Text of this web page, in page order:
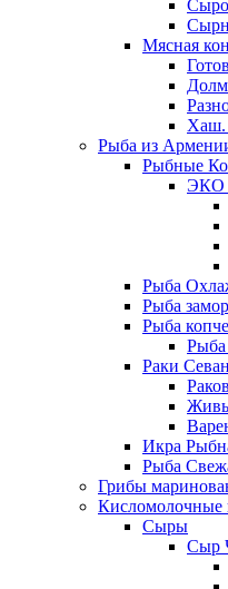
Мясная
Хаш.
Рыба из
Рыбные
ЭКО
Рыба
Рыба
Рыба
Рыба
Раки
Икра
Рыба
Грибы
Кисломолочные
Сыры
Сыр